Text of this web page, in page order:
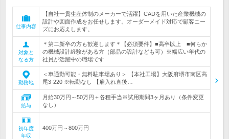
仕事内容
【自社一貫生産体制のメーカーで活躍】CADを用いた産業機械の
設計や図面作成をお任せします。オーダーメイド対応で顧客ニー
ズにお応えします。
対象と
なる方
＊第二新卒の方も歓迎します＊【必須要件】■高卒以上 ■何らか
の機械設計経験がある方（部品の設計なども可）※幅広い年代の
社員が活躍中の職場です
勤務地
＜車通勤可能・無料駐車場あり＞ 【本社工場】大阪府堺市南区高
尾3-220 ※転勤なし 【雇入れ直後…
給与
月給30万円～50万円＋各種手当※試用期間3ヶ月あり（条件変更
なし）
初年度
年収
400万円～800万円